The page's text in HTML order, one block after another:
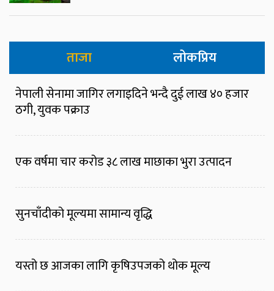
ताजा लोकप्रिय
नेपाली सेनामा जागिर लगाइदिने भन्दै दुई लाख ४० हजार
ठगी, युवक पक्राउ
एक वर्षमा चार करोड ३८ लाख माछाका भुरा उत्पादन
सुनचाँदीको मूल्यमा सामान्य वृद्धि
यस्तो छ आजका लागि कृषिउपजको थोक मूल्य